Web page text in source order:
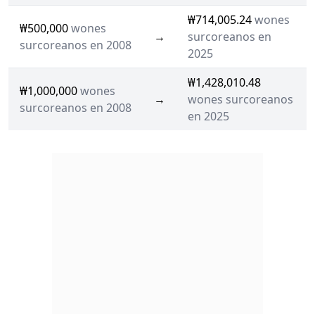
₩500,000wones
surcoreanos en 2008
→
₩714,005.24wones
surcoreanos en
2025
₩1,000,000wones
surcoreanos en 2008
→
₩1,428,010.48
wones surcoreanos
en 2025